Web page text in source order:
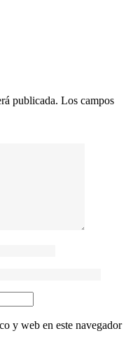
publicada. Los campos
y web en este navegador